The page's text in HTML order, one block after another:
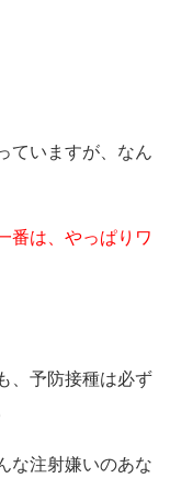
ていますが、なん
番は、やっぱりワ
、予防接種は必ず
な注射嫌いのあな